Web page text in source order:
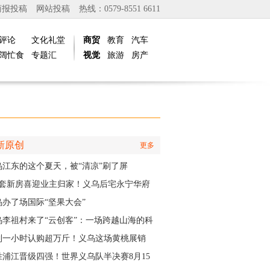
热线：0579-8551 6611
网站投稿
报投稿
论
忙食
文化礼堂
专题汇
商贸
视觉
教育
旅游
汽车
房产
原创 更多
江东的这个夏天，被“清凉”刷了屏
新房喜迎业主归家！义乌后宅永宁华府
公寓正式启动交付
办了场国际“坚果大会”
李祖村来了“云创客”：一场跨越山海的科
力
一小时认购超万斤！义乌这场黄桃展销
力全开”
浦江晋级四强！世界义乌队半决赛8月15